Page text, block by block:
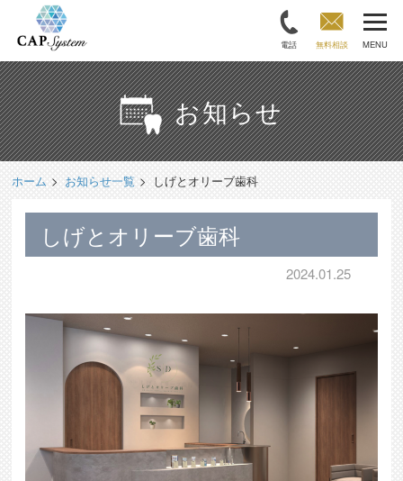
電話 無料相談 MENU
お知らせ
ホーム お知らせ一覧 しげとオリーブ歯科
しげとオリーブ歯科
2024.01.25